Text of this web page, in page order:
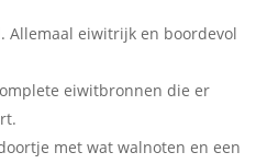
Allemaal eiwitrijk en boordevol
eiwitbronnen die er
met wat walnoten en een